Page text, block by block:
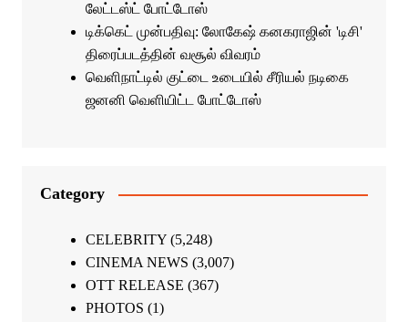
லேட்டஸ்ட் போட்டோஸ்
டிக்கெட் முன்பதிவு: லோகேஷ் கனகராஜின் 'டிசி'
திரைப்படத்தின் வசூல் விவரம்
வெளிநாட்டில் குட்டை உடையில் சீரியல் நடிகை
ஜனனி வெளியிட்ட போட்டோஸ்
Category
CELEBRITY(5,248)
CINEMA NEWS (3,007)
OTT RELEASE (367)
PHOTOS (1)